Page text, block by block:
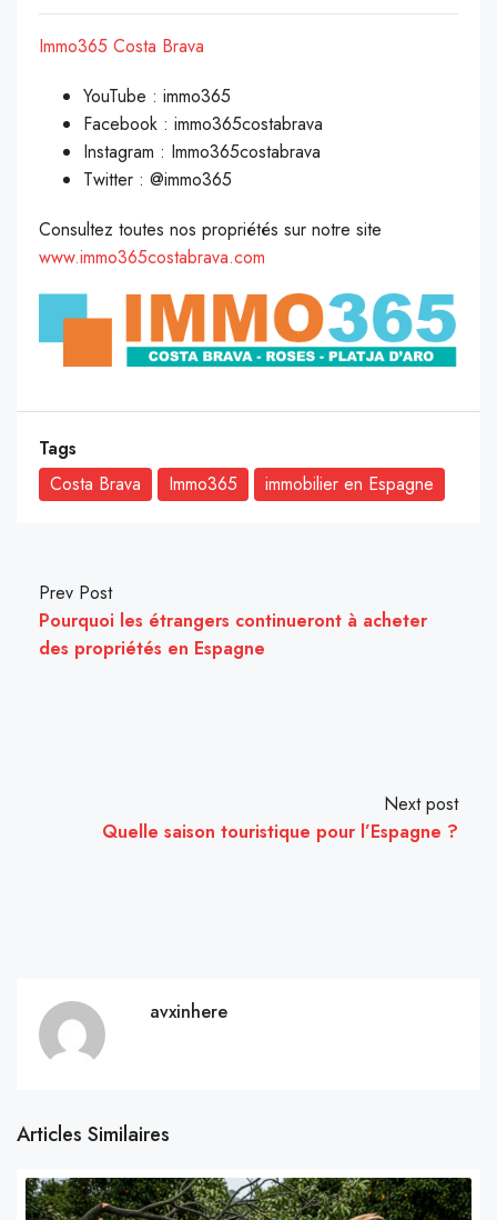
Immo365 Costa Brava
YouTube : immo365
Facebook : immo365costabrava
Instagram : Immo365costabrava
Twitter : @immo365
Consultez toutes nos propriétés sur notre site
www.immo365costabrava.com
Tags
Costa Brava
Immo365 immobilier en Espagne
Prev Post
Pourquoi les étrangers continueront à acheter
des propriétés en Espagne
Next post
Quelle saison touristique pour l’Espagne ?
avxinhere
Articles Similaires